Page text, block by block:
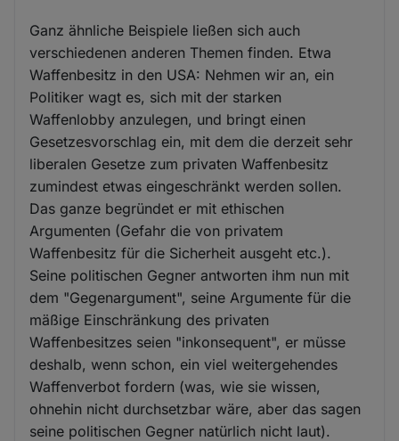
Ganz ähnliche Beispiele ließen sich auch
verschiedenen anderen Themen finden. Etwa
Waffenbesitz in den USA: Nehmen wir an, ein
Politiker wagt es, sich mit der starken
Waffenlobby anzulegen, und bringt einen
Gesetzesvorschlag ein, mit dem die derzeit sehr
liberalen Gesetze zum privaten Waffenbesitz
zumindest etwas eingeschränkt werden sollen.
Das ganze begründet er mit ethischen
Argumenten (Gefahr die von privatem
Waffenbesitz für die Sicherheit ausgeht etc.).
Seine politischen Gegner antworten ihm nun mit
dem "Gegenargument", seine Argumente für die
mäßige Einschränkung des privaten
Waffenbesitzes seien "inkonsequent", er müsse
deshalb, wenn schon, ein viel weitergehendes
Waffenverbot fordern (was, wie sie wissen,
ohnehin nicht durchsetzbar wäre, aber das sagen
seine politischen Gegner natürlich nicht laut).